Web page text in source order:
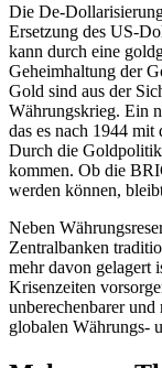
Die De-
Ersetzung des US-
kann durch eine
Geheimhaltung der
Gold sind aus der
Währungskrieg. Ein
das es nach 1944
Durch die Goldpolitik
kommen. Ob die
werden können,
Neben
Zentralbanken
mehr davon gelagert
Krisenzeiten
unberechenbarer
globalen Währungs-